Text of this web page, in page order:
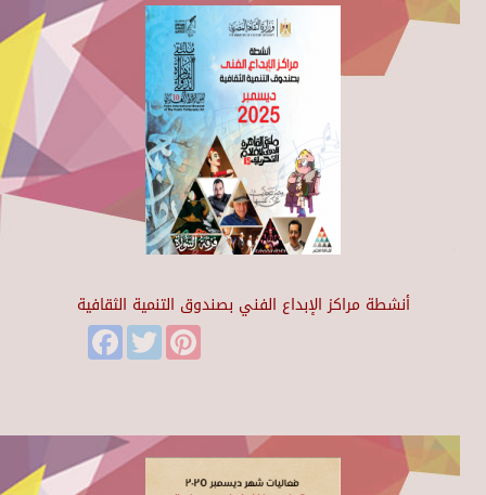
أنشطة مراكز الإبداع الفني بصندوق التنمية الثقافية
FacebookTwitter